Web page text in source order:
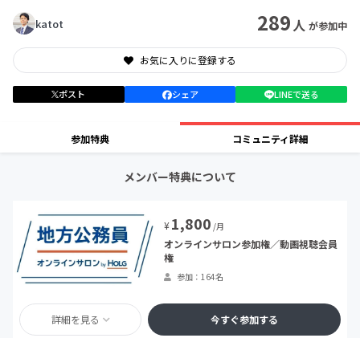
katot 289人 が参加中
お気に入りに登録する
ポスト シェア LINEで送る
参加特典 コミュニティ詳細
メンバー特典について
¥1,800 /月
オンラインサロン参加権／動画視聴会員
権
参加：164名
詳細を見る 今すぐ参加する